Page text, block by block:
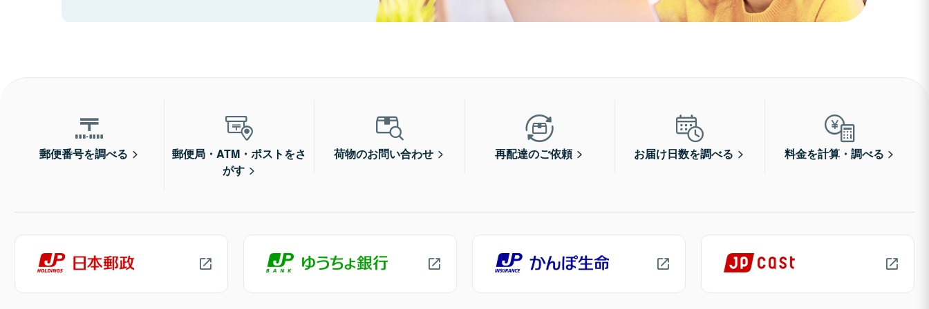
郵便番号を調べる
郵便局・ATM・ポストをさ
がす
荷物のお問い合わせ 再配達のご依頼 お届け日数を調べる 料金を計算・調べる